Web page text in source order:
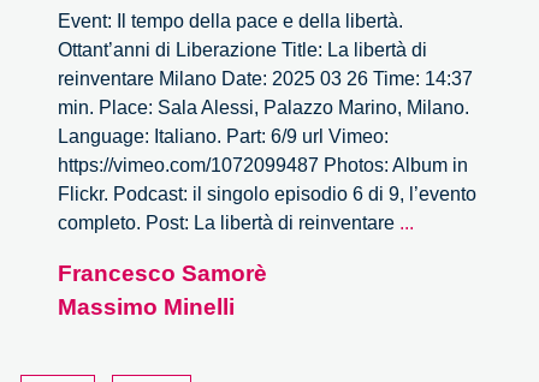
Event: Il tempo della pace e della libertà.
Ottant’anni di Liberazione Title: La libertà di
reinventare Milano Date: 2025 03 26 Time: 14:37
min. Place: Sala Alessi, Palazzo Marino, Milano.
Language: Italiano. Part: 6/9 url Vimeo:
https://vimeo.com/1072099487 Photos: Album in
Flickr. Podcast: il singolo episodio 6 di 9, l’evento
completo. Post: La libertà di reinventare ...
Francesco Samorè
Massimo Minelli